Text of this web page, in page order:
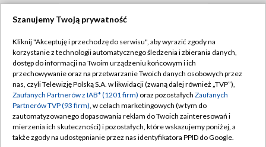
Abonament TVP
Sklep TVP
Biuro Reklamy
Oferta Handlowa
Telegazeta ogłoszenia
Regulamin TVP
Polityka prywatności
Moje zgody
Biuro reklamy
Kontakt
Szanujemy Twoją prywatność
Kliknij "Akceptuję i przechodzę do serwisu", aby wyrazić zgody na
korzystanie z technologii automatycznego śledzenia i zbierania danych,
dostęp do informacji na Twoim urządzeniu końcowym i ich
przechowywanie oraz na przetwarzanie Twoich danych osobowych przez
nas, czyli Telewizję Polską S.A. w likwidacji (zwaną dalej również „TVP”),
Zaufanych Partnerów z IAB* (1201 firm) oraz pozostałych Zaufanych
Partnerów TVP (93 firm), w celach marketingowych (w tym do
zautomatyzowanego dopasowania reklam do Twoich zainteresowań i
mierzenia ich skuteczności) i pozostałych, które wskazujemy poniżej, a
także zgody na udostępnianie przez nas identyfikatora PPID do Google.